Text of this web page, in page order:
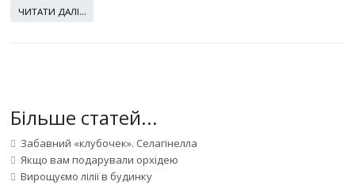
ЧИТАТИ ДАЛІ...
Більше статей...
Забавний «клубочек». Селагінелла
Якщо вам подарували орхідею
Вирощуємо лілії в будинку